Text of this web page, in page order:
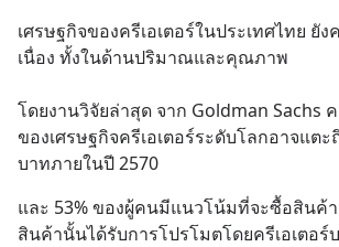
เศรษฐกิจของครีเอเตอร์ในประเทศไทย ยัง
เนื่อง ทั้งในด้านปริมาณและคุณภาพ
โดยงานวิจัยล่าสุด จาก Goldman Sachs
ของเศรษฐกิจครีเอเตอร์ระดับโลกอาจแต
บาทภายในปี 2570
และ 53% ของผู้คนมีแนวโน้มที่จะซื้อสินค้
สินค้านั้นได้รับการโปรโมตโดยครีเอเตอร์